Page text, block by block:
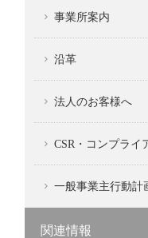
事業所案内
沿革
法人のお客様へ
CSR・コンプライ
一般事業主行動計
関連情報